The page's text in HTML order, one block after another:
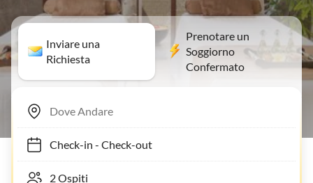
Inviare una
Richiesta
Prenotare un
Soggiorno
Confermato
Check-in- Check-out